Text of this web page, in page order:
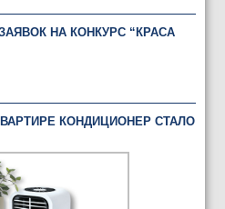
НА КОНКУРС “КРАСА
КОНДИЦИОНЕР СТАЛО